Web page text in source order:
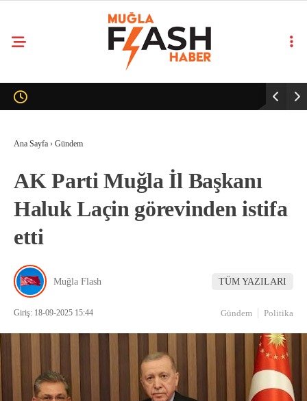
Ana Sayfa › Gündem
AK Parti Muğla İl Başkanı
Haluk Laçin görevinden istifa
etti
Muğla Flash TÜM YAZILARI
Giriş: 18-09-2025 15:44 Gündem Politika